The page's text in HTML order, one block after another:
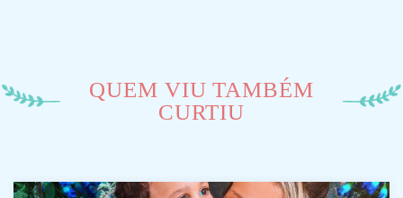
QUEM VIU TAMBÉM
CURTIU